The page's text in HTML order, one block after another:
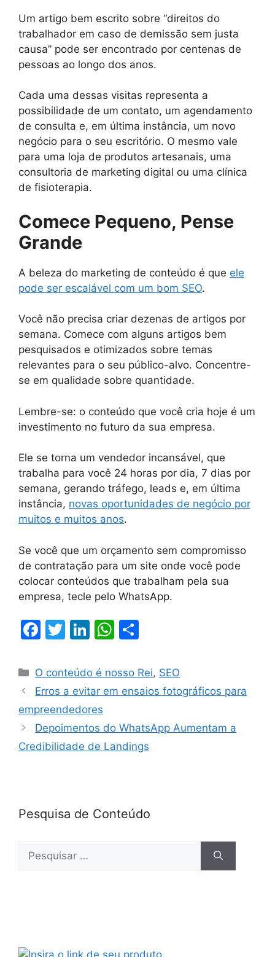
Um artigo bem escrito sobre “direitos do
trabalhador em caso de demissão sem justa
causa” pode ser encontrado por centenas de
pessoas ao longo dos anos.
Cada uma dessas visitas representa a
possibilidade de um contato, um agendamento
de consulta e, em última instância, um novo
negócio para o seu escritório. O mesmo vale
para uma loja de produtos artesanais, uma
consultoria de marketing digital ou uma clínica
de fisioterapia.
Comece Pequeno, Pense
Grande
A beleza do marketing de conteúdo é que ele
pode ser escalável com um bom SEO.
Você não precisa criar dezenas de artigos por
semana. Comece com alguns artigos bem
pesquisados e otimizados sobre temas
relevantes para o seu público-alvo. Concentre-
se em qualidade sobre quantidade.
Lembre-se: o conteúdo que você cria hoje é um
investimento no futuro da sua empresa.
Ele se torna um vendedor incansável, que
trabalha para você 24 horas por dia, 7 dias por
semana, gerando tráfego, leads e, em última
instância, novas oportunidades de negócio por
muitos e muitos anos.
Se você que um orçamento sem compromisso
de contratação para um site onde você pode
colocar conteúdos que trabalham pela sua
empresa, tecle pelo WhatsApp.
F
c
e
b
o
o
T
itt
er
Li
k
e
dI
n
W
at
s
p
p
ar
e
O conteúdo é nosso Rei, SEO
Erros a evitar em ensaios fotográficos para
empreendedores
Depoimentos do WhatsApp Aumentam a
Credibilidade de Landings
Pesquisa de Conteúdo